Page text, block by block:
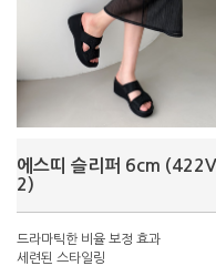
에스띠 슬리퍼 6cm (422V
2)
드라마틱한 비율 보정 효과
세련된 스타일링